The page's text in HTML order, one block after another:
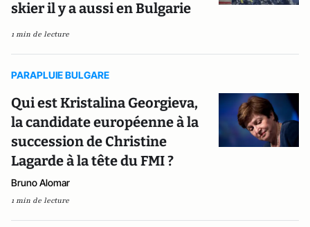
skier il y a aussi en Bulgarie
1 min de lecture
PARAPLUIE BULGARE
Qui est Kristalina Georgieva,
la candidate européenne à la
succession de Christine
Lagarde à la tête du FMI ?
Bruno Alomar
1 min de lecture